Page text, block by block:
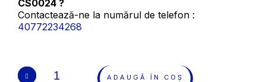
CS0024 ?
Contactează-ne la numărul de telefon :
40772234268
ADAUGĂ ÎN COȘ